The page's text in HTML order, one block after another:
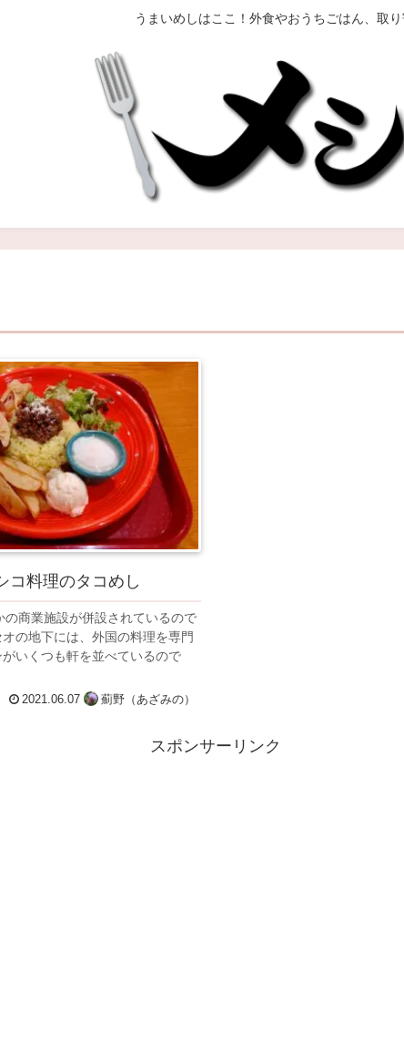
うまいめしはここ！外食やおうちごはん、取
コ料理のタコめし
商業施設が併設されているので
の地下には、外国の料理を専門
いくつも軒を並べているので
2021.06.07 薊野（あざみの）
スポンサーリンク